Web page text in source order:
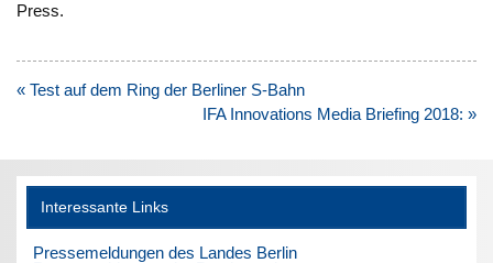
Press.
Beitragsnavigation
« Test auf dem Ring der Berliner S-Bahn
IFA Innovations Media Briefing 2018: »
Interessante Links
Pressemeldungen des Landes Berlin